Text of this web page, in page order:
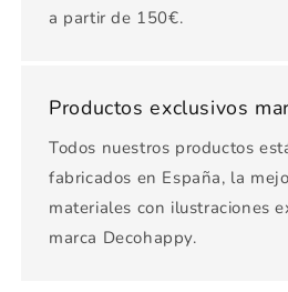
a partir de 150€.
Productos exclusivos
Todos nuestros productos
fabricados en España, la
materiales con ilustraciones
marca Decohappy.